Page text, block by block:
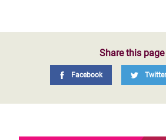
Share this page
Facebook Twitter